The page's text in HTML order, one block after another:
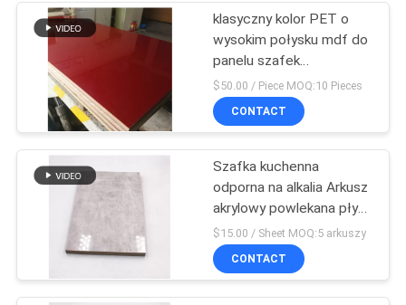
SITEMAP
PRIVACY
POLICY
panele MDF
Lekka płyta
warstwowa
10
klasyczny kolor PET o
wysokim połysku mdf do
panelu szafek
kuchennych
$50.00 / Piece MOQ:10 Pieces
CONTACT
Szafka kuchenna
odporna na alkalia Arkusz
akrylowy powlekana płyta
Mdf 1220x2440 × 18Mm
$15.00 / Sheet MOQ:5 arkuszy
CONTACT